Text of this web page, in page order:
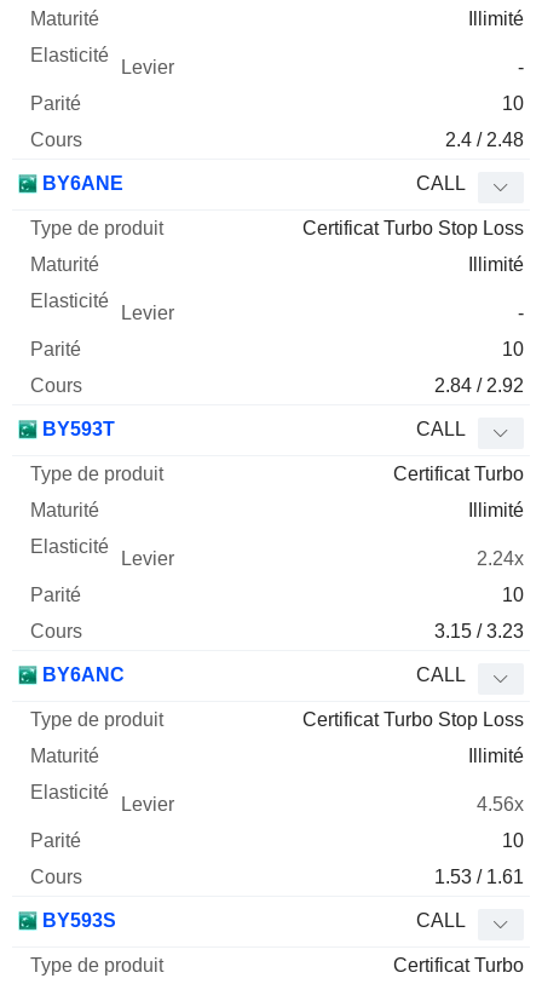
Illimité
-
10
2.4 / 2.48
BY6ANE CALL
Certificat Turbo Stop Loss
Illimité
-
10
2.84 / 2.92
BY593T CALL
Certificat Turbo
Illimité
2.24x
10
3.15 / 3.23
BY6ANC CALL
Certificat Turbo Stop Loss
Illimité
4.56x
10
1.53 / 1.61
BY593S CALL
Certificat Turbo